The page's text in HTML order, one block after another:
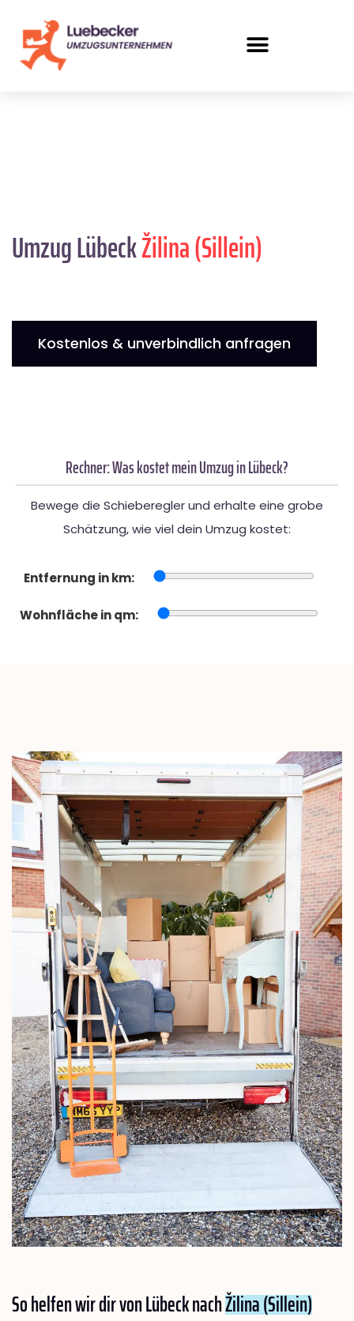
Umzug LübeckŽilina (Sillein)
Kostenlos & unverbindlich anfragen
Rechner: Was kostet mein Umzug in Lübeck?
Bewege die Schieberegler und erhalte eine grobe
Schätzung, wie viel dein Umzug kostet:
Entfernung in km:
Wohnfläche in qm:
So helfen wir dir von Lübeck nachŽilina (Sillein)